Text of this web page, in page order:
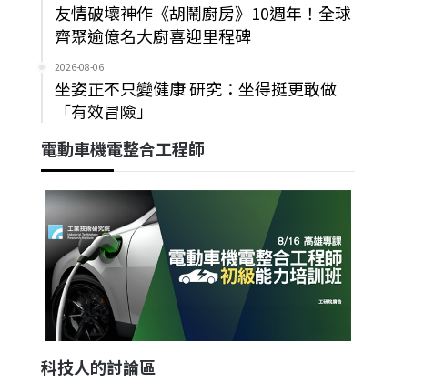
友情破壞神作《胡鬧廚房》10週年！全球
齊聚逾億名大廚喜迎里程碑
2026-08-06
坐姿正不只變健康 研究：坐得挺更敢做
「有效冒險」
電動車機電整合工程師
科技人的討論區